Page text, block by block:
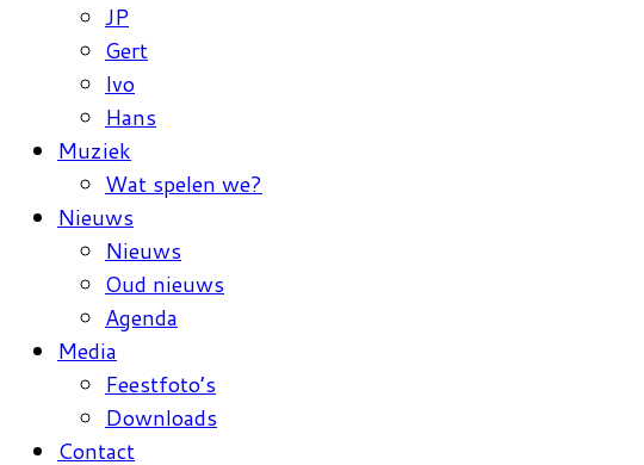
JP
Gert
Ivo
Hans
Muziek
Wat spelen we?
Nieuws
Nieuws
Oud nieuws
Agenda
Media
Feestfoto’s
Downloads
Contact